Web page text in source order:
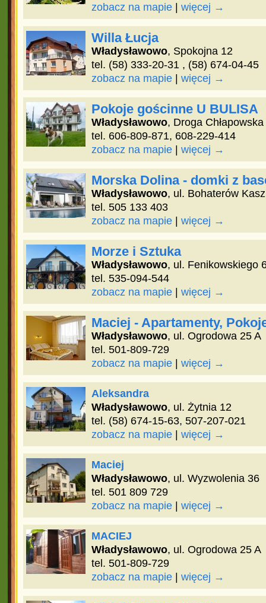
zobacz na mapie| więcej →
Willa Łucja
Władysławowo, Spokojna 12
tel. (58) 333-20-31 , (58) 674-04-45
zobacz na mapie| więcej →
Pokoje gościnne U BULISA
Władysławowo, Droga
tel. 606-809-871, 608-229-414
zobacz na mapie| więcej →
Morska Dolina - domki z
Władysławowo, ul. Bohaterów
tel. 505 133 403
zobacz na mapie| więcej →
Morze i Sztuka
Władysławowo, ul. Fenikowskiego
tel. 535-094-544
zobacz na mapie| więcej →
Maciej - Apartamenty,
Władysławowo, ul. Ogrodowa 25 A
tel. 501-809-729
zobacz na mapie| więcej →
Aleksandra
Władysławowo, ul. Żytnia 12
tel. (58) 674-15-63, 507-207-021
zobacz na mapie| więcej →
Maciej
Władysławowo, ul. Wyzwolenia 36
tel. 501 809 729
zobacz na mapie| więcej →
MACIEJ
Władysławowo, ul. Ogrodowa 25 A
tel. 501-809-729
zobacz na mapie| więcej →